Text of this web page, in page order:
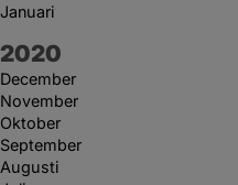
Januari
År:
2020
December
November
Oktober
September
Augusti